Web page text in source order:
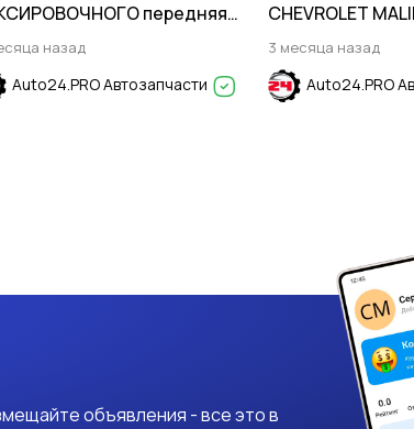
передняя
RIO 2020-2022 / SOLARIS KRS
назад
Auto24.PRO Автозапчасти
CHEVROLET
3 месяца назад
Auto24.PRO
объявления - все это в